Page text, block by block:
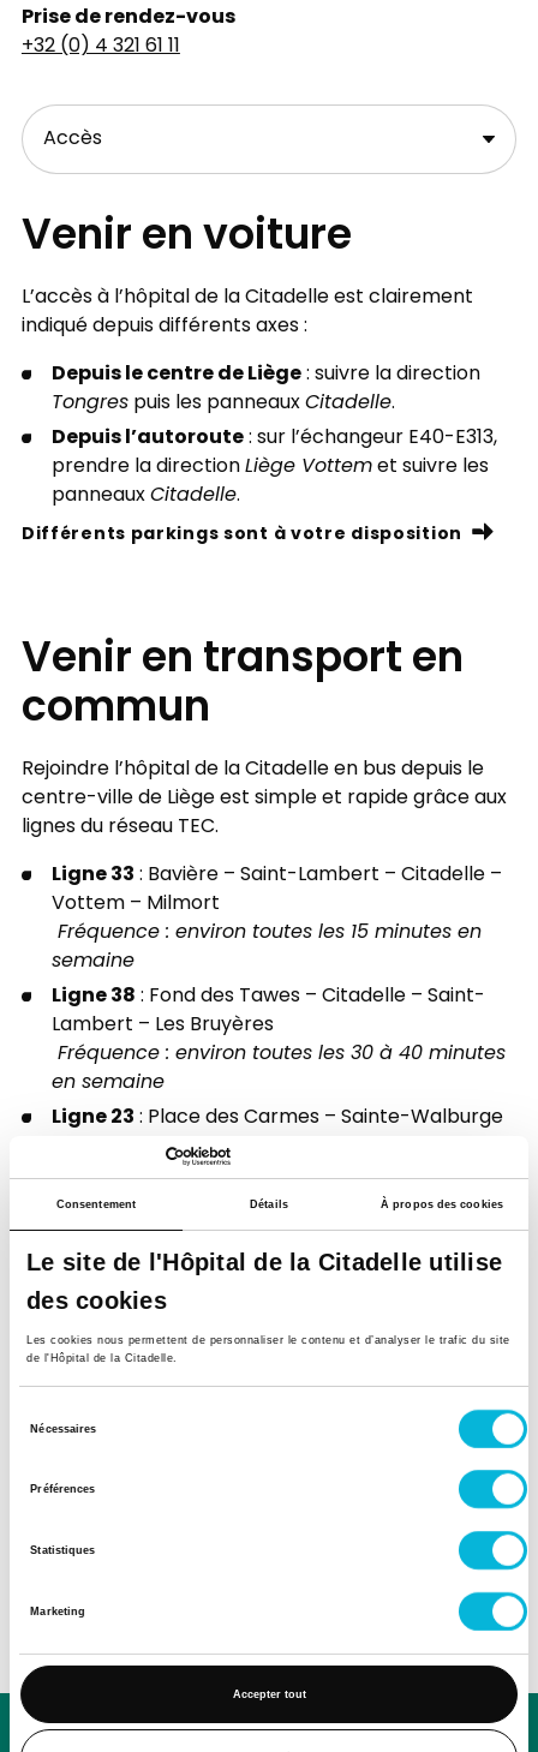
Consentement Détails À propos des cookies
Le site de l'Hôpital de la Citadelle utilise
des cookies
Les cookies nous permettent de personnaliser le contenu et d’analyser le trafic du site
de l'Hôpital de la Citadelle.
Nécessaires
Préférences
Statistiques
Marketing
Accepter tout
Prise de rendez-vous
+32 (0) 4 321 61 11
Venir en voiture
L’accès à l’hôpital de la Citadelle est clairement
indiqué depuis différents axes :
Depuis le centre de Liège: suivre la direction
Tongrespuis les panneauxCitadelle.
Depuis l’autoroute: sur l’échangeur E40-E313,
prendre la directionLiège Vottemet suivre les
panneauxCitadelle.
Différents parkings sont à votre disposition
Venir en transport en
commun
Rejoindre l’hôpital de la Citadelle en bus depuis le
centre-ville de Liège est simple et rapide grâce aux
lignes du réseau TEC.
Ligne 33: Bavière – Saint-Lambert – Citadelle –
Vottem – Milmort
Fréquence : environ toutes les 15 minutes en
semaine
Ligne 38: Fond des Tawes – Citadelle – Saint-
Lambert – Les Bruyères
Fréquence : environ toutes les 30 à 40 minutes
en semaine
Ligne 23: Place des Carmes – Sainte-Walburge
Fréquence : environ toutes les 20 minutes en
semaine
l’application du TEC pour planifier votre
trajet